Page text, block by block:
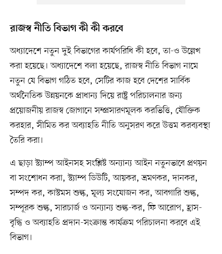
রাজস্ব নীতি বিভাগ কী কী করবে
অধ্যাদেশে নতুন দুই বিভাগের কার্যপরিধি কী হবে, তা-ও উল্লেখ
করা হয়েছে। অধ্যাদেশে বলা হয়েছে, রাজস্ব নীতি বিভাগ নামে
নতুন যে বিভাগ গঠিত হবে, সেটির কাজ হবে দেশের সার্বিক
অর্থনৈতিক উন্নয়নকে প্রাধান্য দিয়ে রাষ্ট্র পরিচালনার জন্য
প্রয়োজনীয় রাজস্ব জোগানে সম্প্রসারণমূলক করভিত্তি, যৌক্তিক
করহার, সীমিত কর অব্যাহতি নীতি অনুসরণ করে উত্তম করব্যবস্থা
তৈরি করা।
এ ছাড়া স্ট্যাম্প আইনসহ সংশ্লিষ্ট অন্যান্য আইন নতুনভাবে প্রণয়ন
বা সংশোধন করা, স্ট্যাম্প ডিউটি, আয়কর, ভ্রমণকর, দানকর,
সম্পদ কর, কাস্টমস শুল্ক, মূল্য সংযোজন কর, আবগারি শুল্ক,
সম্পূরক শুল্ক, সারচার্জ ও অন্যান্য শুল্ক-কর, ফি আরোপ, হ্রাস-
বৃদ্ধি ও অব্যাহতি প্রদান-সংক্রান্ত কার্যক্রম পরিচালনা করবে এই
বিভাগ।